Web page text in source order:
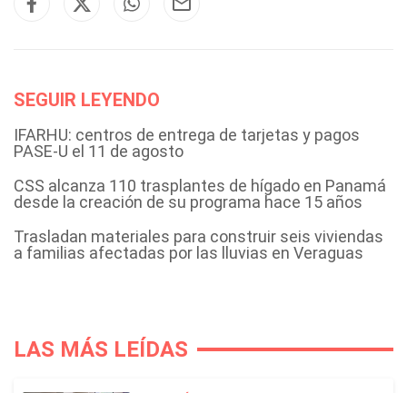
SEGUIR LEYENDO
IFARHU: centros de entrega de tarjetas y pagos
PASE-U el 11 de agosto
CSS alcanza 110 trasplantes de hígado en Panamá
desde la creación de su programa hace 15 años
Trasladan materiales para construir seis viviendas
a familias afectadas por las lluvias en Veraguas
LAS MÁS LEÍDAS